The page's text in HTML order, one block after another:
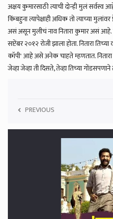
अक्षय कुमारसाठी त्याची दोन्ही मुलं सर्वस्व
किंबहुना त्यापेक्षाही अधिक तो त्याच्या
असं असून मुलीचं नाव नितारा कुमार असं आहे.
सप्टेंबर २०१२ रोजी झाला होता. नितारा
कॉपी' आहे असे अनेक चाहते म्हणतात.
जेव्हा जेव्हा ती दिसते, तेव्हा तिच्या
PREVIOUS